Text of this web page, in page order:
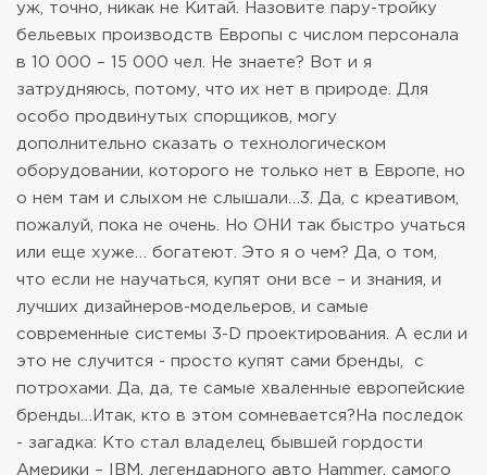
уж, точно, никак не Китай. Назовите пару-тройку
бельевых производств Европы с числом персонала
в 10 000 – 15 000 чел. Не знаете? Вот и я
затрудняюсь, потому, что их нет в природе. Для
особо продвинутых спорщиков, могу
дополнительно сказать о технологическом
оборудовании, которого не только нет в Европе, но
о нем там и слыхом не слышали…3. Да, с креативом,
пожалуй, пока не очень. Но ОНИ так быстро учаться
или еще хуже… богатеют. Это я о чем? Да, о том,
что если не научаться, купят они все – и знания, и
лучших дизайнеров-модельеров, и самые
современные системы 3-D проектирования. А если и
это не случится - просто купят сами бренды, с
потрохами. Да, да, те самые хваленные европейские
бренды…Итак, кто в этом сомневается?На последок
- загадка: Кто стал владелец бывшей гордости
Америки – IBM, легендарного авто Hammer, самого